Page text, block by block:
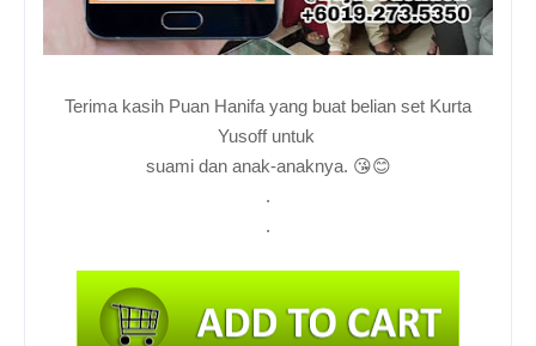
Terima kasih Puan Hanifa yang buat belian set Kurta
Yusoff untuk
suami dan anak-anaknya. 😘😊
.
.